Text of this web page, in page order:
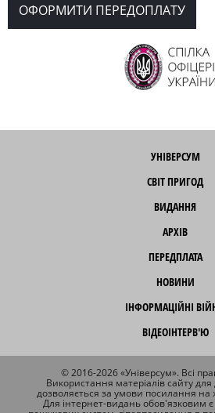
ОФОРМИТИ ПЕРЕДОПЛАТУ
УНІВЕРСУМ
СВІТ ПРИГОД
ВИДАННЯ
АРХІВ
ПЕРЕДПЛАТА
НОВИНИ
ІНФОРМАЦІЙНІ
ВІДЕОІНТЕРВ'Ю
© 2016-2026 «Універсум». Всі
Використання матеріалів сайту
дозволяється за умови посилання
Для інтернет-видань обов'язковим